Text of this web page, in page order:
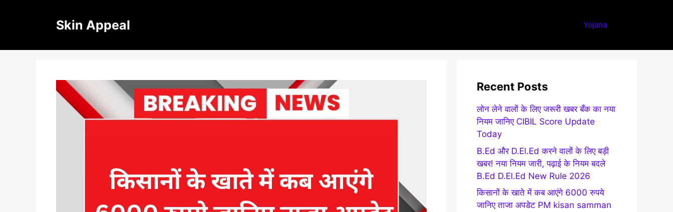
Skin Appeal Yojana
Recent Posts
लोन लेने वालों के लिए जरूरी खबर बँक का नया
नियम जानिए CIBIL Score Update
Today
B.Ed और D.El.Ed करने वालों के लिए बड़ी
खबर! नया नियम जारी, पढ़ाई के नियम बदले
B.Ed D.El.Ed New Rule 2026
किसानों के खाते में कब आएंगे 6000 रुपये
जानिए ताजा अपडेट PM kisan samman